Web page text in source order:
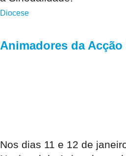
Diocese
Animadores da
Nos dias 11 e 12 de